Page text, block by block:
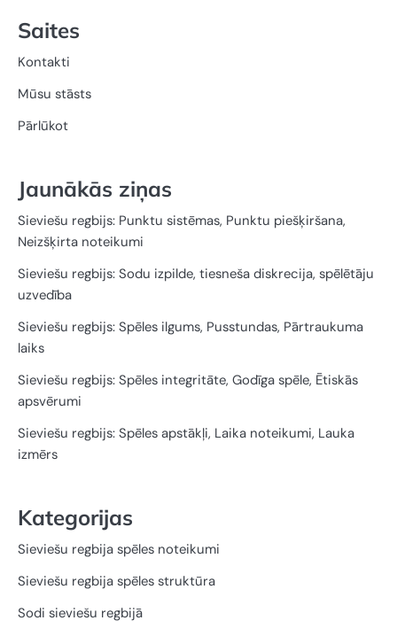
Saites
Kontakti
Mūsu stāsts
Pārlūkot
Jaunākās ziņas
Sieviešu regbijs: Punktu sistēmas, Punktu piešķiršana,
Neizšķirta noteikumi
Sieviešu regbijs: Sodu izpilde, tiesneša diskrecija, spēlētāju
uzvedība
Sieviešu regbijs: Spēles ilgums, Pusstundas, Pārtraukuma
laiks
Sieviešu regbijs: Spēles integritāte, Godīga spēle, Ētiskās
apsvērumi
Sieviešu regbijs: Spēles apstākļi, Laika noteikumi, Lauka
izmērs
Kategorijas
Sieviešu regbija spēles noteikumi
Sieviešu regbija spēles struktūra
Sodi sieviešu regbijā